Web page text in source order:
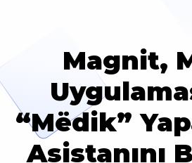
Magnit,
“Mёdik”
Asistanını